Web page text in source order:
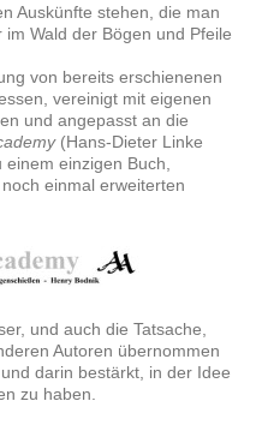
Auskünfte stehen, die man
Wald der Bögen und Pfeile
von bereits erschienenen
vereinigt mit eigenen
und angepasst an die
(Hans-Dieter Linke
einzigen Buch,
einmal erweiterten
und auch die Tatsache,
Autoren übernommen
darin bestärkt, in der Idee
zu haben.